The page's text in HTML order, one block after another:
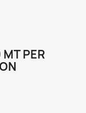
PER